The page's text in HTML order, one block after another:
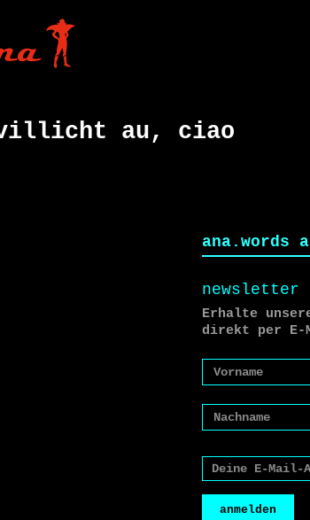
villicht au, ciao
ana.words
newsletter
Erhalte
direkt per E-
anmelden